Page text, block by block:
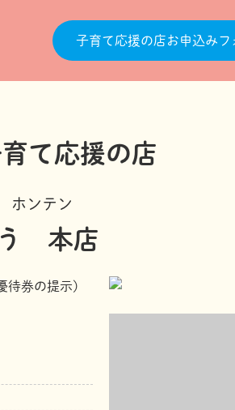
子育て応援の店お申込みフ
ホンテン
う 本店
待券の提示)